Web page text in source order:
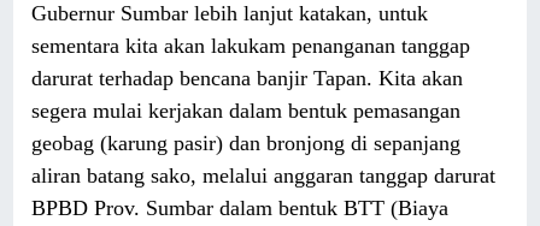
Gubernur Sumbar lebih lanjut katakan, untuk
sementara kita akan lakukam penanganan tanggap
darurat terhadap bencana banjir Tapan. Kita akan
segera mulai kerjakan dalam bentuk pemasangan
geobag (karung pasir) dan bronjong di sepanjang
aliran batang sako, melalui anggaran tanggap darurat
BPBD Prov. Sumbar dalam bentuk BTT (Biaya